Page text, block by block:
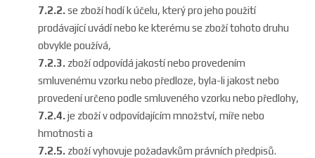
7.2.2.se zboží hodí k účelu, který pro jeho použití
prodávající uvádí nebo ke kterému se zboží tohoto druhu
obvykle používá,
7.2.3. zboží odpovídá jakostí nebo provedením
smluvenému vzorku nebo předloze, byla-li jakost nebo
provedení určeno podle smluveného vzorku nebo předlohy,
7.2.4.je zboží v odpovídajícím množství, míře nebo
hmotnosti a
7.2.5. zboží vyhovuje požadavkům právních předpisů.